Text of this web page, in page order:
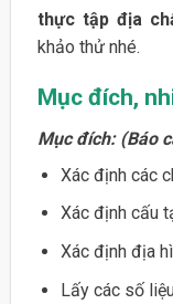
thực tập địa
khảo thử nhé.
Mục đích,
Mục đích: (Báo
Xác định các
Xác định cấu
Xác định địa
Lấy các số